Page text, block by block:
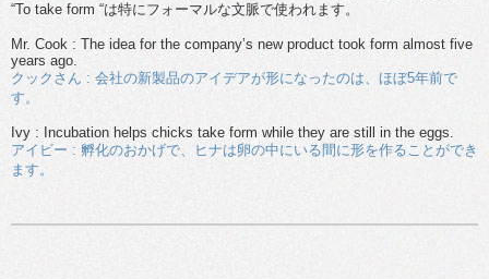
“To take form “は特にフォーマルな文脈で使われます。
Mr. Cook : The idea for the company’s new product took form almost five
years ago.
クックさん : 会社の新製品のアイデアが形になったのは、ほぼ5年前で
す。
Ivy : Incubation helps chicks take form while they are still in the eggs.
アイビー : 孵化のおかげで、ヒナは卵の中にいる間に形を作ることができ
ます。